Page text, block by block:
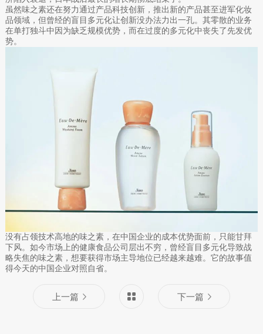
虽然味之素还在努力通过产品科技创新，推出新的产品甚至进军化妆
品领域，但曾经的盲目多元化让创新没办法力出一孔。其零散的业务
在单打独斗中因为缺乏规模优势，而在过度的多元化中丧失了先发优
势。
没有占领技术高地的味之素，在中国企业的成本优势面前，只能甘拜
下风。如今市场上的健康食品公司层出不穷，曾经盲目多元化导致战
略失焦的味之素，想要获得市场主导地位已经越来越难。它的故事值
得今天的中国企业对照自省。
上一篇 下一篇